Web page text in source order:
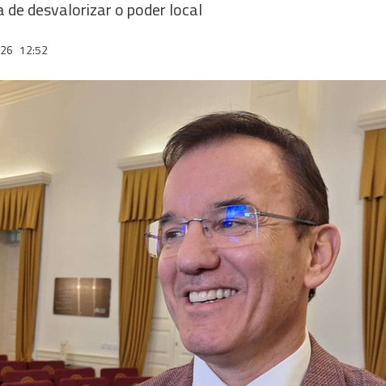
de desvalorizar o poder local
12:52